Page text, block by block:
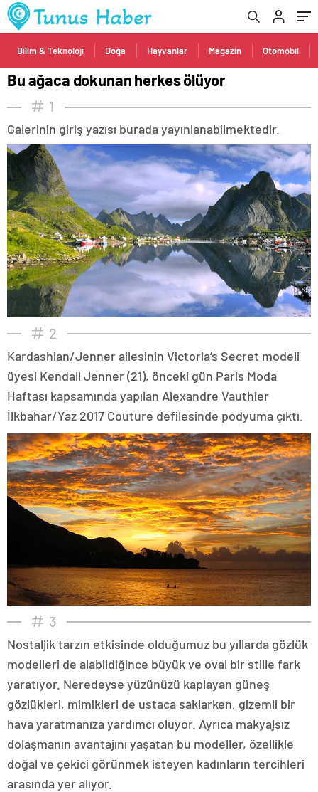
Bilim & Teknoloji Doğa Hayvanlar Magazin Otomobil
Bu ağaca dokunan herkes ölüyor
1
Galerinin giriş yazısı burada yayınlanabilmektedir.
2
Kardashian/Jenner ailesinin Victoria’s Secret modeli
üyesi Kendall Jenner (21), önceki gün Paris Moda
Haftası kapsamında yapılan Alexandre Vauthier
İlkbahar/Yaz 2017 Couture defilesinde podyuma çıktı.
3
Nostaljik tarzın etkisinde olduğumuz bu yıllarda gözlük
modelleri de alabildiğince büyük ve oval bir stille fark
yaratıyor. Neredeyse yüzünüzü kaplayan güneş
gözlükleri, mimikleri de ustaca saklarken, gizemli bir
hava yaratmanıza yardımcı oluyor. Ayrıca makyajsız
dolaşmanın avantajını yaşatan bu modeller, özellikle
doğal ve çekici görünmek isteyen kadınların tercihleri
arasında yer alıyor.